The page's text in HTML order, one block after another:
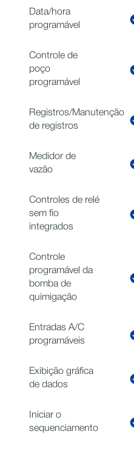
Data/hora
programável
Controle de
poço
programável
Registros/Manutenção
de registros
Medidor de
vazão
Controles de relé
sem fio
integrados
Controle
programável da
bomba de
quimigação
Entradas A/C
programáveis
Exibição gráfica
de dados
Iniciar o
sequenciamento